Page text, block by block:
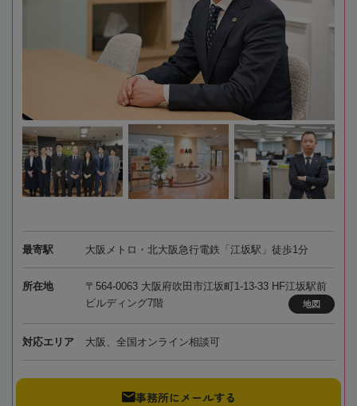
最寄駅 大阪メトロ・北大阪急行電鉄「江坂駅」徒歩1分
所在地
〒564-0063 大阪府吹田市江坂町1-13-33 HF江坂駅前
ビルディング7階
地図
対応エリア 大阪、全国オンライン相談可
事務所にメールする